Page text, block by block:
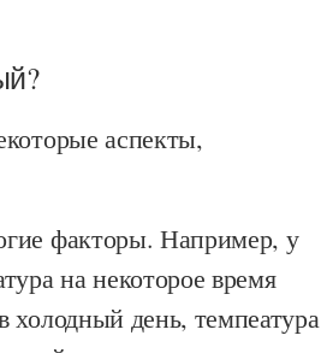
аспекты,
факторы. Например, у
на некоторое время
холодный день, темпеатура